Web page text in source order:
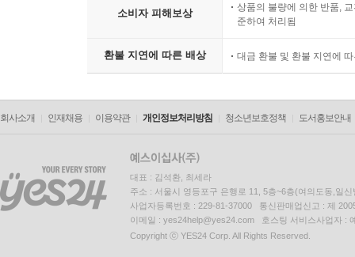
소비자 피해보상
상품의 불량에 의한 반품,
준하여 처리됨
환불 지연에 따른 배상 대금 환불 및 환불 지연에
회사소개 인재채용 이용약관 개인정보처리방침 청소년보호정책 도서홍보안내
대표 : 김석환, 최세라
주소 : 서울시 영등포구 은행로 11, 5층~6층(여의도동,일신
사업자등록번호 : 229-81-37000 통신판매업신고 : 제
이메일 : yes24help@yes24.com 호스팅 서비스사업자 :
Copyright ⓒ YES24 Corp. All Rights Reserved.